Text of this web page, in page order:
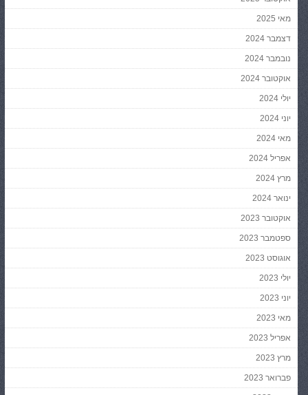
מאי 2025
דצמבר 2024
נובמבר 2024
אוקטובר 2024
יולי 2024
יוני 2024
מאי 2024
אפריל 2024
מרץ 2024
ינואר 2024
אוקטובר 2023
ספטמבר 2023
אוגוסט 2023
יולי 2023
יוני 2023
מאי 2023
אפריל 2023
מרץ 2023
פברואר 2023